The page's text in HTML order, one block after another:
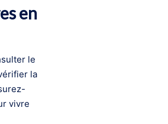
en
le
la
vivre